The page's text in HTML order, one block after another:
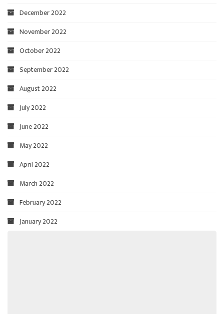
December 2022
November 2022
October 2022
September 2022
August 2022
July 2022
June 2022
May 2022
April 2022
March 2022
February 2022
January 2022